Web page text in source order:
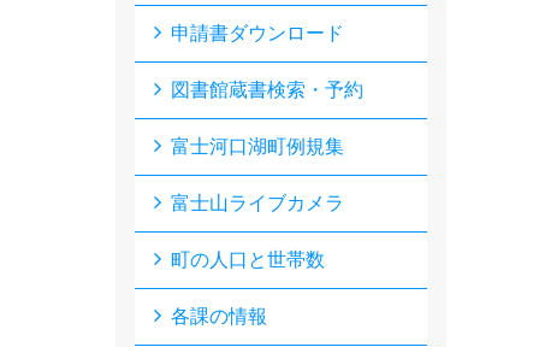
申請書ダウンロード
図書館蔵書検索・予約
富士河口湖町例規集
富士山ライブカメラ
町の人口と世帯数
各課の情報